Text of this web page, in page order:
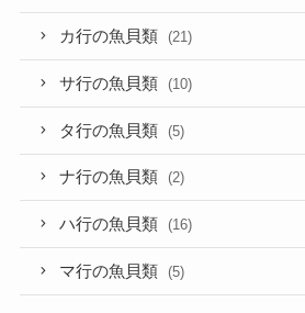
カ行の魚貝類 (21)
サ行の魚貝類 (10)
タ行の魚貝類 (5)
ナ行の魚貝類 (2)
ハ行の魚貝類 (16)
マ行の魚貝類 (5)